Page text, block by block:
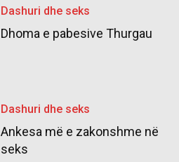
Dashuri dhe seks
Dhoma e pabesive Thurgau
Dashuri dhe seks
Ankesa më e zakonshme në
seks